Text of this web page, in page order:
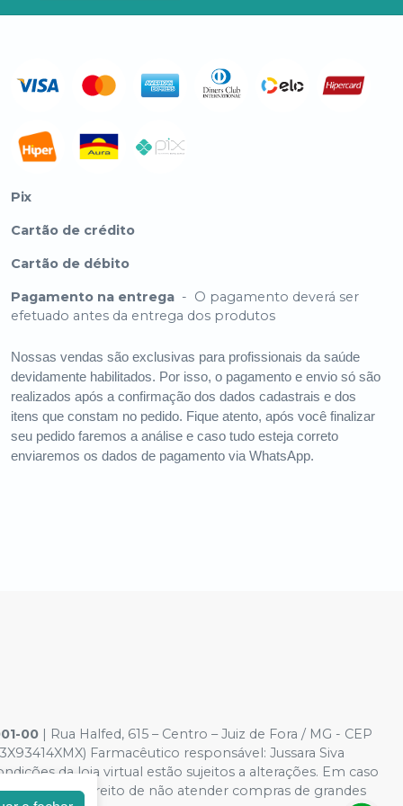
Pix
Cartão de crédito
Cartão de débito
Pagamento na entrega - O pagamento deverá ser
efetuado antes da entrega dos produtos
Nossas vendas são exclusivas para profissionais da saúde
devidamente habilitados. Por isso, o pagamento e envio só são
realizados após a confirmação dos dados cadastrais e dos
itens que constam no pedido. Fique atento, após você finalizar
seu pedido faremos a análise e caso tudo esteja correto
enviaremos os dados de pagamento via WhatsApp.
00 | Rua Halfed, 615 – Centro – Juiz de Fora / MG - CEP
Farmacêutico responsável: Jussara Siva
da loja virtual estão sujeitos a alterações. Em caso
o direito de não atender compras de grandes